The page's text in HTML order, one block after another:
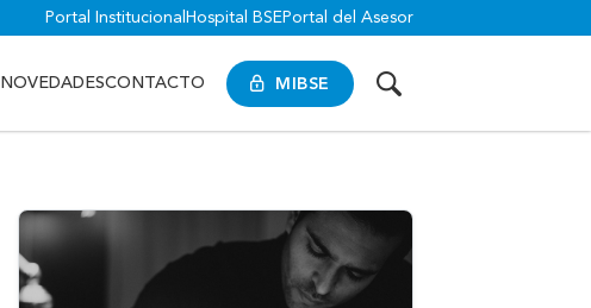
Portal Institucional Hospital BSE Portal del Asesor
MIBSE
NOVEDADESCONTACTO